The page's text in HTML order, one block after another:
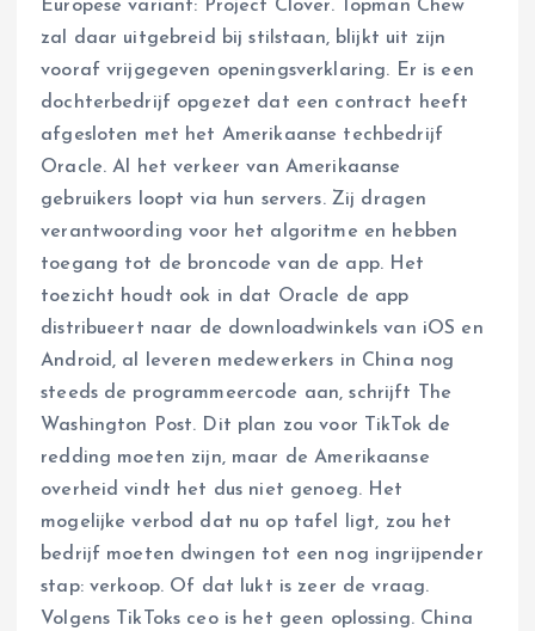
Europese variant: Project Clover. Topman Chew
zal daar uitgebreid bij stilstaan, blijkt uit zijn
vooraf vrijgegeven openingsverklaring. Er is een
dochterbedrijf opgezet dat een contract heeft
afgesloten met het Amerikaanse techbedrijf
Oracle. Al het verkeer van Amerikaanse
gebruikers loopt via hun servers. Zij dragen
verantwoording voor het algoritme en hebben
toegang tot de broncode van de app. Het
toezicht houdt ook in dat Oracle de app
distribueert naar de downloadwinkels van iOS en
Android, al leveren medewerkers in China nog
steeds de programmeercode aan, schrijft The
Washington Post. Dit plan zou voor TikTok de
redding moeten zijn, maar de Amerikaanse
overheid vindt het dus niet genoeg. Het
mogelijke verbod dat nu op tafel ligt, zou het
bedrijf moeten dwingen tot een nog ingrijpender
stap: verkoop. Of dat lukt is zeer de vraag.
Volgens TikToks ceo is het geen oplossing. China